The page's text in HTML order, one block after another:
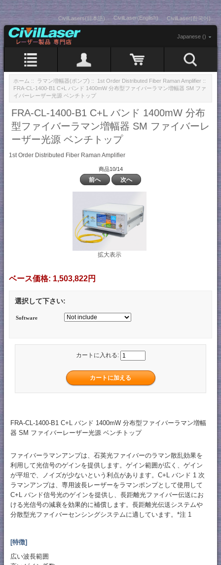
CivilLasers(日本語) CivilLaser(English) CivilLaser(한국어)
Japanese ()
ホーム :: ラマン増幅器(ポンプ) :: 1st Order Distributed Fiber Raman Amplifier ::
FRA-CL-1400-B1 C+L バンド 1400mW 分布型ファイバーラマン増幅器 SM ファ
イバーレーザー光源 ベンチトップ
FRA-CL-1400-B1 C+L バンド 1400mW 分布
型ファイバーラマン増幅器 SM ファイバーレ
ーザー光源 ベンチトップ
1st Order Distributed Fiber Raman Amplifier
商品10/14
前へ 次へ
拡大表示
ベース価格: 1,503,822円
選択して下さい:
Software
カートに入れる:
FRA-CL-1400-B1 C+L バンド 1400mW 分布型ファイバーラマン増幅
器 SM ファイバーレーザー光源 ベンチトップ
ファイバーラマンアンプは、石英光ファイバーのラマン散乱効果を
利用して光信号のゲインを提供します。ゲイン範囲が広く、ゲイン
が平坦で、ノイズが少ないという利点があります。C+L バンド 1 次
ラマンアンプは、専用波長レーザーをラマンポンプとして使用して
C+L バンド信号光のゲインを提供し、長距離光ファイバー伝送にお
ける光信号の減衰を効果的に補償します。長距離光伝送システムや
分散型光ファイバーセンシングシステムに適しています。*注 1
[特徴]
広い波長範囲